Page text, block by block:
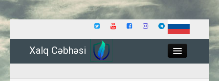
Xalq Cəbhəsi